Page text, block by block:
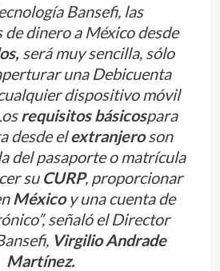
Bansefi, las
dinero a México desde
será muy sencilla, sólo
una Debicuenta
dispositivo móvil
requisitos básicospara
desde elextranjeroson
del pasaporte o matrícula
su CURP, proporcionar
Méxicoy una cuenta de
señaló el Director
Virgilio Andrade
Martínez.